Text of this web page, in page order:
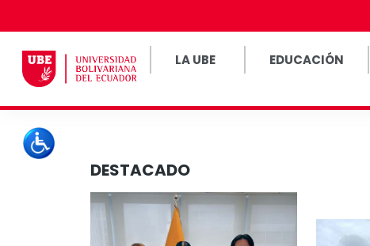
LA UBE EDUCACIÓN
DESTACADO